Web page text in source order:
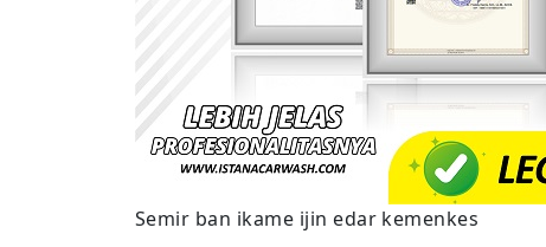
Semir ban ikame ijin edar kemenkes